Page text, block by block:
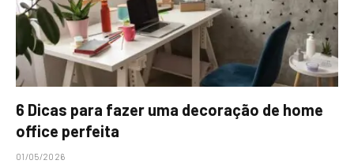
6 Dicas para fazer uma decoração de home
office perfeita
01/05/2026